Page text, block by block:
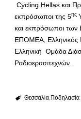
Cycling Hellas και
εκπρόσωποι της 5ης
και εκπρόσωποι
ΕΠΟΜΕΑ, Ελληνικός
Ελληνική Ομάδα
Ραδιοερασιτεχνών.
Θεσσαλία Ποδηλασία